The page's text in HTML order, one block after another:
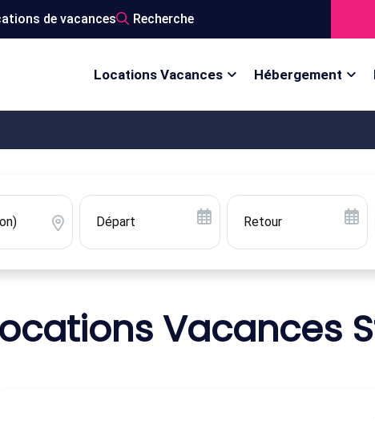
de vacances Recherche
Locations Vacances Hébergement
Vacances